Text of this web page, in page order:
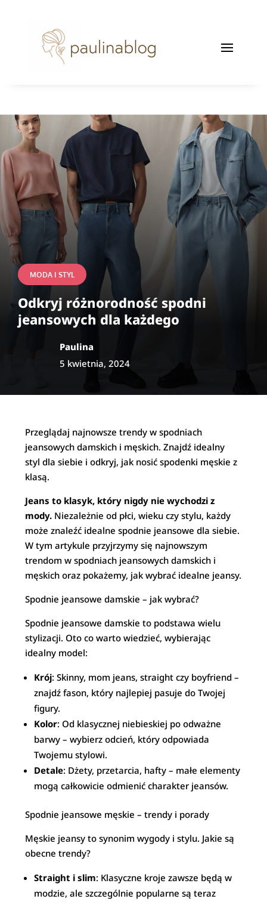
MODA I STYL
Odkryj różnorodność spodni
jeansowych dla każdego
Paulina
5 kwietnia, 2024
Przeglądaj najnowsze trendy w spodniach
jeansowych damskich i męskich. Znajdź idealny
styl dla siebie i odkryj, jak nosić spodenki męskie z
klasą.
Jeans to klasyk, który nigdy nie wychodzi z
mody. Niezależnie od płci, wieku czy stylu, każdy
może znaleźć idealne spodnie jeansowe dla siebie.
W tym artykule przyjrzymy się najnowszym
trendom w spodniach jeansowych damskich i
męskich oraz pokażemy, jak wybrać idealne jeansy.
Spodnie jeansowe damskie – jak wybrać?
Spodnie jeansowe damskie to podstawa wielu
stylizacji. Oto co warto wiedzieć, wybierając
idealny model:
Krój: Skinny, mom jeans, straight czy boyfriend –
znajdź fason, który najlepiej pasuje do Twojej
figury.
Kolor: Od klasycznej niebieskiej po odważne
barwy – wybierz odcień, który odpowiada
Twojemu stylowi.
Detale: Dżety, przetarcia, hafty – małe elementy
mogą całkowicie odmienić charakter jeansów.
Spodnie jeansowe męskie – trendy i porady
Męskie jeansy to synonim wygody i stylu. Jakie są
obecne trendy?
Straight i slim: Klasyczne kroje zawsze będą w
modzie, ale szczególnie popularne są teraz